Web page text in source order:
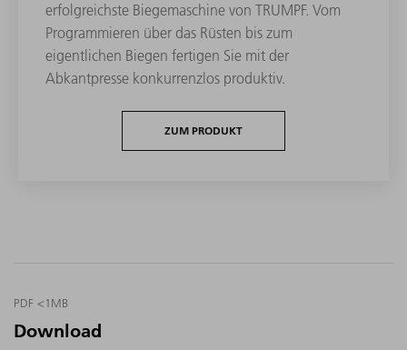
erfolgreichste Biegemaschine von TRUMPF. Vom
Programmieren über das Rüsten bis zum
eigentlichen Biegen fertigen Sie mit der
Abkantpresse konkurrenzlos produktiv.
ZUM PRODUKT
PDF <1MB
Download